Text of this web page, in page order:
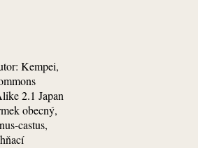
Kempei,
2.1 Japan
obecný,
castus,